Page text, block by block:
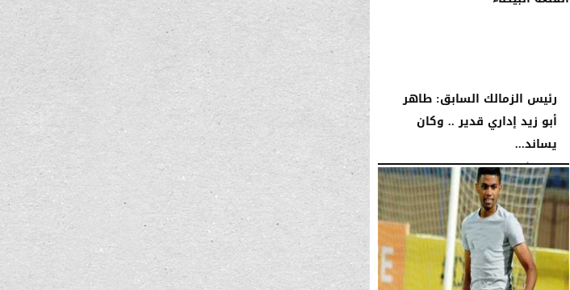
رئيس الزمالك السابق: طاهر
أبو زيد إداري قدير .. وكان
يساند...
الجمعة، 2 أغسطس 2024 01:50 صـ